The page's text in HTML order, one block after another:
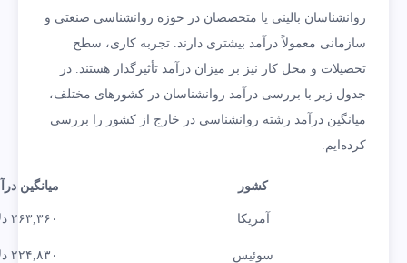
روانشناسان بالینی یا متخصصان در حوزه روانشناسی صنعتی و
سازمانی معمولاً درآمد بیشتری دارند. تجربه کاری، سطح
تحصیلات و محل کار نیز بر میزان درآمد تأثیرگذار هستند. در
جدول زیر با بررسی درآمد روانشناسان در کشورهای مختلف،
میانگین درآمد رشته روانشناسی در خارج از کشور را بررسی
کرده‌ایم.
کشور میانگین
آمریکا ۲۶۳,۳۶۰ دلار آمریکا
سوئیس ۲۲۴,۸۳۰ دلار آمریکا